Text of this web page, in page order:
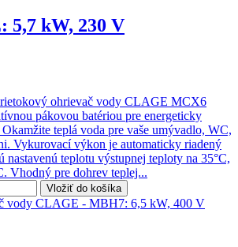
5,7 kW, 230 V
ohrievač vody CLAGE MCX6
pákovou batériou pre energeticky
teplá voda pre vaše umývadlo, WC,
Vykurovací výkon je automaticky riadený
nastavenú teplotu výstupnej teploty na 35°C,
Vhodný pre dohrev teplej...
Vložiť do košíka